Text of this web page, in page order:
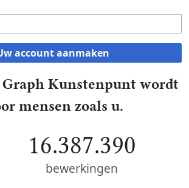
account aanmaken
Kunstenpunt wordt
mensen zoals u.
16.387.390
bewerkingen